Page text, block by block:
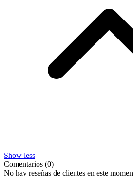
Show less
Comentarios (0)
No hay reseñas de clientes en este